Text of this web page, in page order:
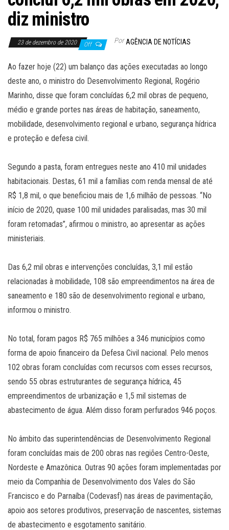
diz ministro
23 de dezembro de 2020 Off Por AGÊNCIA DE NOTÍCIAS
Ao fazer hoje (22) um balanço das ações executadas ao longo
deste ano, o ministro do Desenvolvimento Regional, Rogério
Marinho, disse que foram concluídas 6,2 mil obras de pequeno,
médio e grande portes nas áreas de habitação, saneamento,
mobilidade, desenvolvimento regional e urbano, segurança hídrica
e proteção e defesa civil.
Segundo a pasta, foram entregues neste ano 410 mil unidades
habitacionais. Destas, 61 mil a famílias com renda mensal de até
R$ 1,8 mil, o que beneficiou mais de 1,6 milhão de pessoas. “No
início de 2020, quase 100 mil unidades paralisadas, mas 30 mil
foram retomadas”, afirmou o ministro, ao apresentar as ações
ministeriais.
Das 6,2 mil obras e intervenções concluídas, 3,1 mil estão
relacionadas à mobilidade, 108 são empreendimentos na área de
saneamento e 180 são de desenvolvimento regional e urbano,
informou o ministro.
No total, foram pagos R$ 765 milhões a 346 municípios como
forma de apoio financeiro da Defesa Civil nacional. Pelo menos
102 obras foram concluídas com recursos com esses recursos,
sendo 55 obras estruturantes de segurança hídrica, 45
empreendimentos de urbanização e 1,5 mil sistemas de
abastecimento de água. Além disso foram perfurados 946 poços.
No âmbito das superintendências de Desenvolvimento Regional
foram concluídas mais de 200 obras nas regiões Centro-Oeste,
Nordeste e Amazônica. Outras 90 ações foram implementadas por
meio da Companhia de Desenvolvimento dos Vales do São
Francisco e do Parnaíba (Codevasf) nas áreas de pavimentação,
apoio aos setores produtivos, preservação de nascentes, sistemas
de abastecimento e esgotamento sanitário.